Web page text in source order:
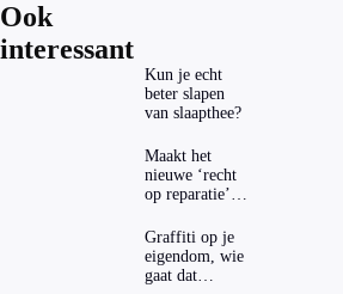
Ook
interessant
Kun je echt
beter slapen
van slaapthee?
Maakt het
nieuwe ‘recht
op reparatie’
echt
aantrekkelijker?
Graffiti op je
eigendom, wie
gaat dat